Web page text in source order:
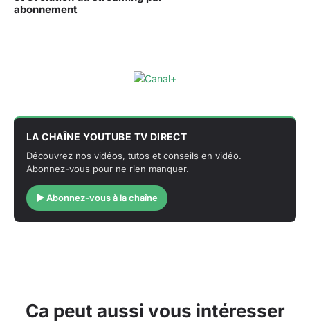
abonnement
LA CHAÎNE YOUTUBE TV DIRECT
Découvrez nos vidéos, tutos et conseils en vidéo.
Abonnez-vous pour ne rien manquer.
▶ Abonnez-vous à la chaîne
Ca peut aussi vous intéresser